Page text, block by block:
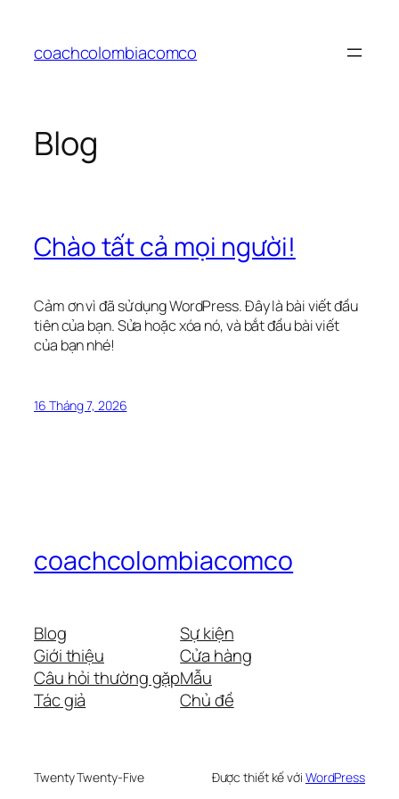
phầncoachcolombiacomco
Blog
Chào tất cả mọi người!
Cảm ơn vì đã sử dụng WordPress. Đây là bài viết đầu
tiên của bạn. Sửa hoặc xóa nó, và bắt đầu bài viết
của bạn nhé!
16 Tháng 7, 2026
coachcolombiacomco
Blog
Giới thiệu
Câu hỏi thường gặp
Tác giả
Sự kiện
Cửa hàng
Mẫu
Chủ đề
Twenty Twenty-Five Được thiết kế với WordPress